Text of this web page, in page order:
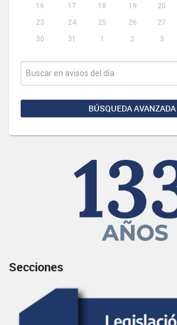
16
17 18 19 20
23
24 25 26 27
30
31 1 2 3
BÚSQUEDA AVANZADA
Secciones